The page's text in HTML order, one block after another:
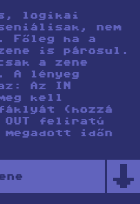
logikai
nem
Főleg ha a
is párosul.
a zene
lényeg
Az IN
kell
(hozzá
feliratú
időn
↑